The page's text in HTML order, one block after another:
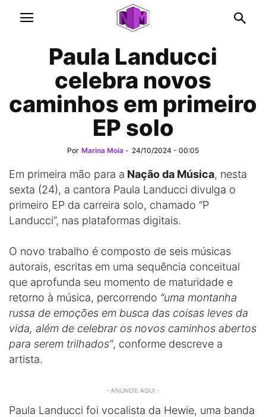
Paula Landucci
celebra novos
caminhos em primeiro
EP solo
Por Marina Moia - 24/10/2024 - 00:05
Em primeira mão para a Nação da Música, nesta
sexta (24), a cantora Paula Landucci divulga o
primeiro EP da carreira solo, chamado “P
Landucci”, nas plataformas digitais.
O novo trabalho é composto de seis músicas
autorais, escritas em uma sequência conceitual
que aprofunda seu momento de maturidade e
retorno à música, percorrendo “uma montanha
russa de emoções em busca das coisas leves da
vida, além de celebrar os novos caminhos abertos
para serem trilhados”, conforme descreve a
artista.
- ANUNCIE AQUI -
Paula Landucci foi vocalista da Hewie, uma banda